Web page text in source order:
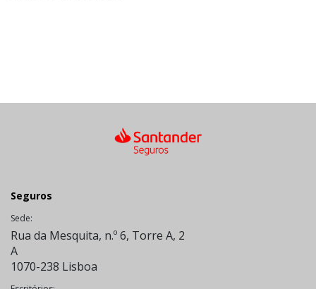
Seguros
Sede:
Rua da Mesquita, n.º 6, Torre A, 2
A
1070-238 Lisboa